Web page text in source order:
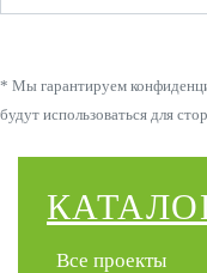
* Мы гарантируем
будут использоваться для
Все проекты